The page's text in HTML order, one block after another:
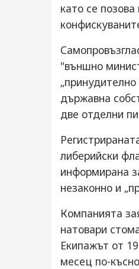
като се
"външно
държавна
две отделни
либерийски
информирана
незаконно и
Компанията
натовари
Екипажът от
месец по-